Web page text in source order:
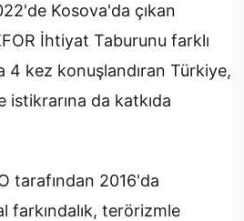
Kosova'da çıkan
İhtiyat Taburunu farklı
4 kez konuşlandıran Türkiye,
da katkıda
tarafından 2016'da
farkındalık, terörizmle